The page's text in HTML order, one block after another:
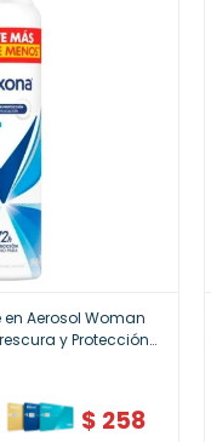
Aerosol Woman
y Protección
$ 258